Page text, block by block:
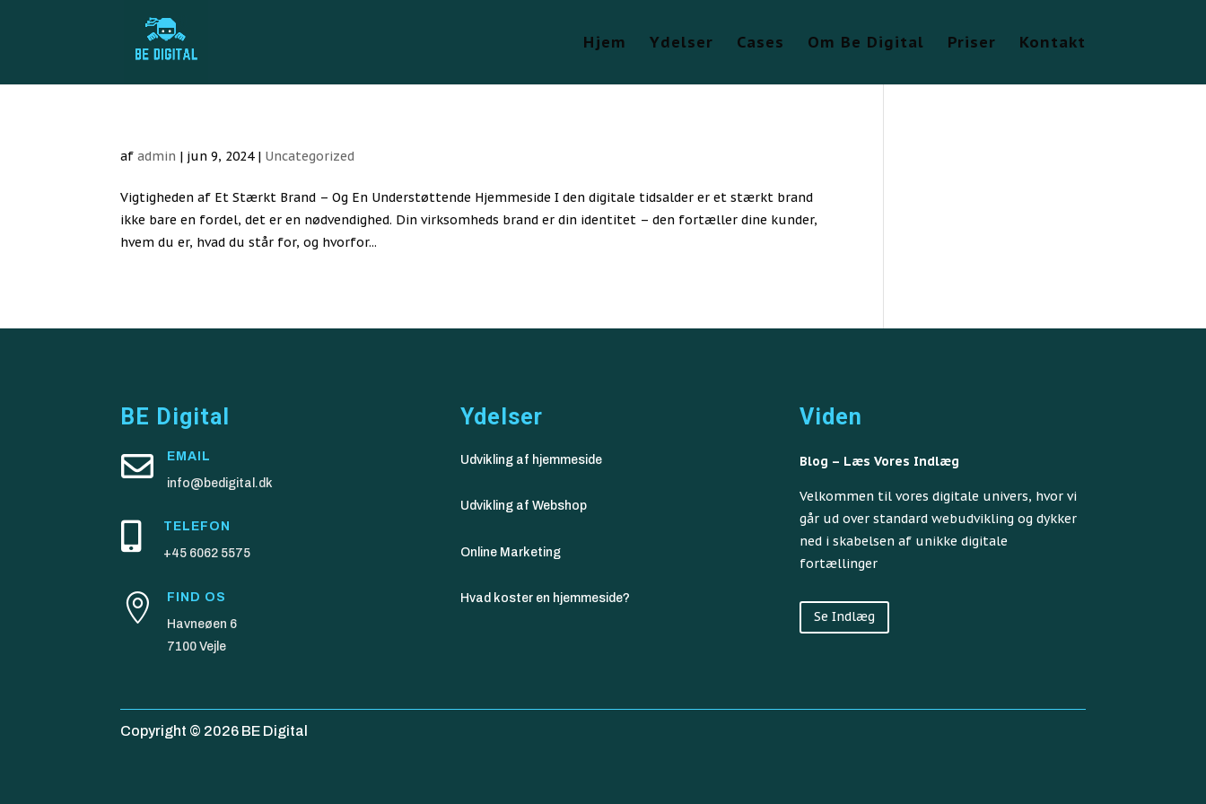
Hjem Ydelser Cases Om Be Digital Priser Kontakt
afadmin | jun 9, 2024| Uncategorized
Vigtigheden af Et Stærkt Brand – Og En Understøttende Hjemmeside I den digitale tidsalder er et stærkt brand
ikke bare en fordel, det er en nødvendighed. Din virksomheds brand er din identitet – den fortæller dine kunder,
hvem du er, hvad du står for, og hvorfor...
BE Digital

EMAIL
info@bedigital.dk

TELEFON
+45 6062 5575

FIND OS
Havneøen 6
7100 Vejle
Ydelser
Udvikling af hjemmeside
Udvikling af Webshop
Online Marketing
Hvad koster en hjemmeside?
Viden
Blog – Læs Vores Indlæg
Velkommen til vores digitale univers, hvor vi
går ud over standard webudvikling og dykker
ned i skabelsen af unikke digitale
fortællinger
Se Indlæg
Copyright © 2026 BE Digital